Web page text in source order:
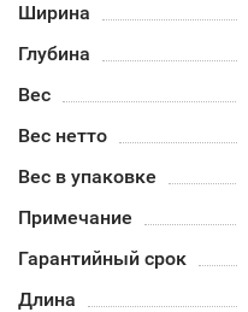
Ширина
Глубина
Вес
Вес нетто
Вес в упаковке
Примечание
Гарантийный срок
Длина